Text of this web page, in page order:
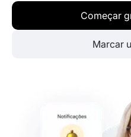
Começar
Marcar